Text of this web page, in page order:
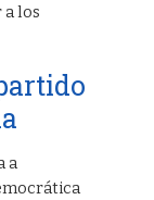
a los
a